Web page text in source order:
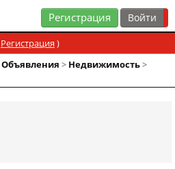
Регистрация
Регистрация )
Объявления > Недвижимость>